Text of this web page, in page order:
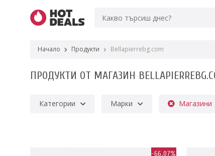
Начало Продукти Bellapierrebg.com
ПРОДУКТИ ОТ МАГАЗИН
Категории Марки Магазини
-66.07%